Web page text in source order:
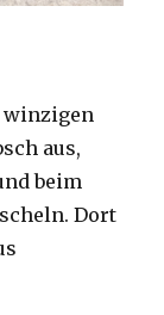
winzigen
aus,
beim
Dort